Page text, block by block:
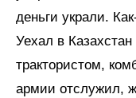
деньги украли.
Уехал в
трактористом,
армии отслужил,